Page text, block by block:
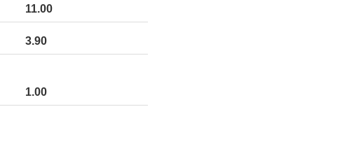
11.00
3.90
1.00